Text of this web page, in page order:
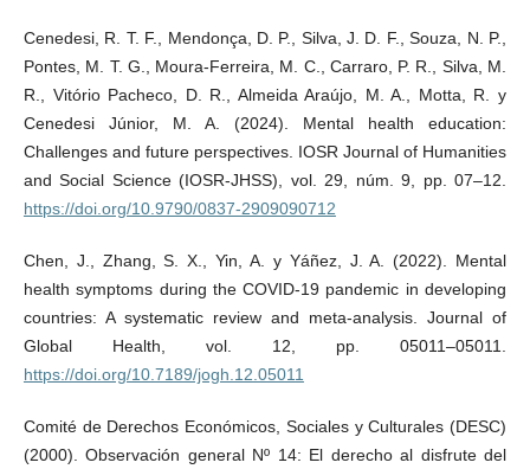
Cenedesi, R. T. F., Mendonça, D. P., Silva, J. D. F., Souza, N. P.,
Pontes, M. T. G., Moura-Ferreira, M. C., Carraro, P. R., Silva, M.
R., Vitório Pacheco, D. R., Almeida Araújo, M. A., Motta, R. y
Cenedesi Júnior, M. A. (2024). Mental health education:
Challenges and future perspectives. IOSR Journal of Humanities
and Social Science (IOSR-JHSS), vol. 29, núm. 9, pp. 07–12.
https://doi.org/10.9790/0837-2909090712
Chen, J., Zhang, S. X., Yin, A. y Yáñez, J. A. (2022). Mental
health symptoms during the COVID-19 pandemic in developing
countries: A systematic review and meta-analysis. Journal of
Global Health, vol. 12, pp. 05011–05011.
https://doi.org/10.7189/jogh.12.05011
Comité de Derechos Económicos, Sociales y Culturales (DESC)
(2000). Observación general Nº 14: El derecho al disfrute del